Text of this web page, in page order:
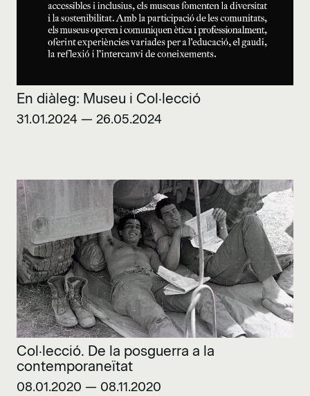
En diàleg: Museu i Col·lecció
31.01.2024 — 26.05.2024
Col·lecció. De la posguerra a la
contemporaneïtat
08.01.2020 — 08.11.2020